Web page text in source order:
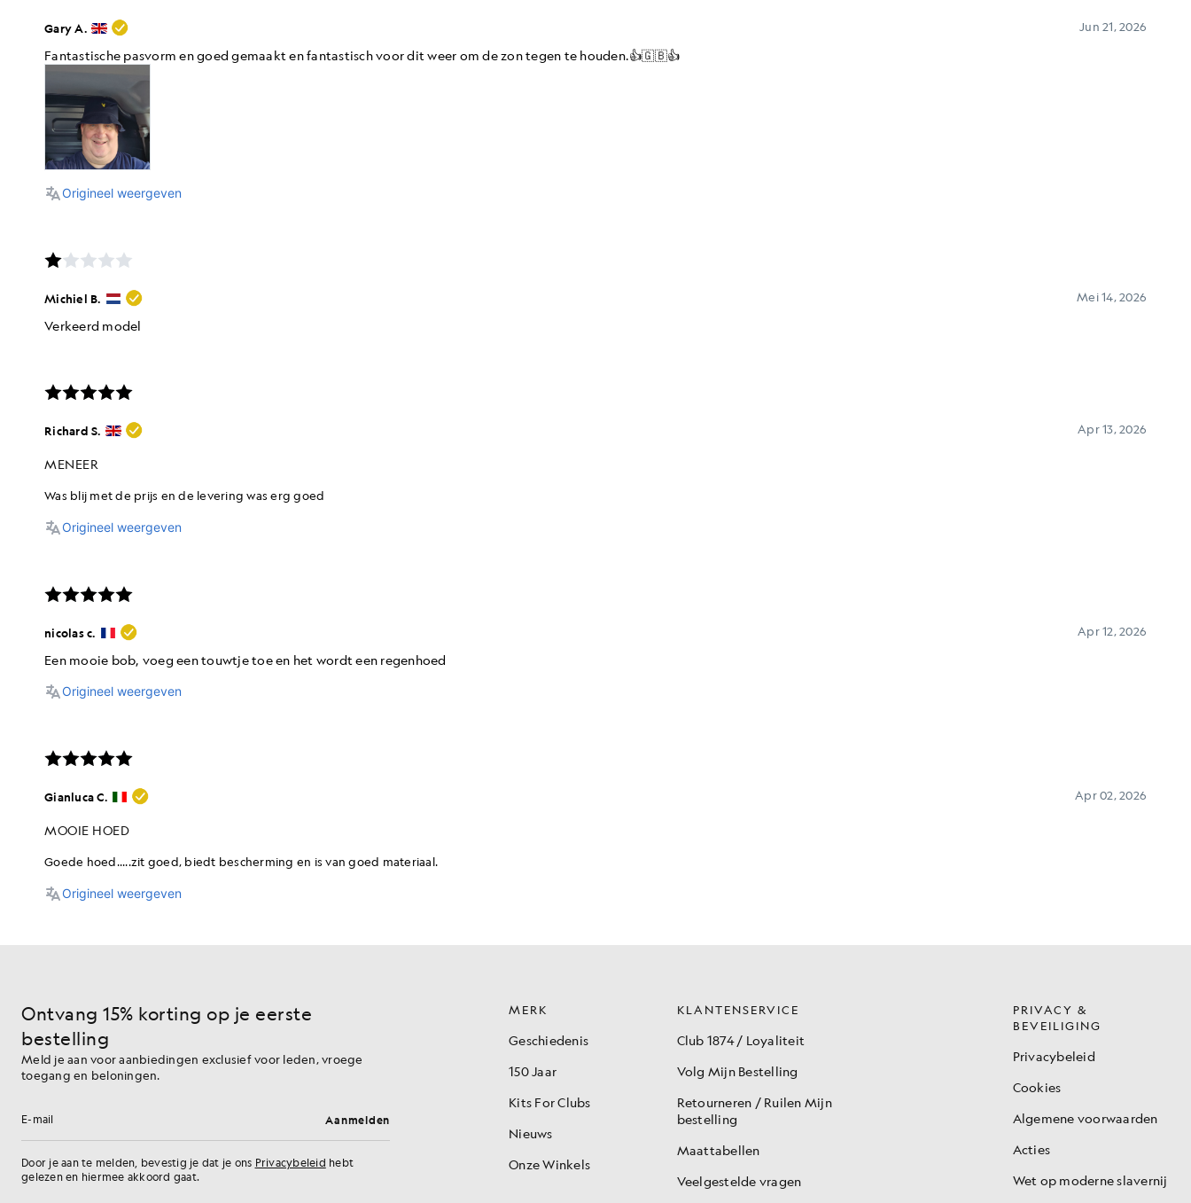
Ontvang 15% korting op je eerste
bestelling
Meld je aan voor aanbiedingen exclusief voor leden, vroege
toegang en beloningen.
E-mailadres Aanmelden
Door je aan te melden, bevestig je dat je ons Privacybeleid hebt
gelezen en hiermee akkoord gaat.
MERK
Geschiedenis
150 Jaar
Kits For Clubs
Nieuws
Onze Winkels
KLANTENSERVICE
Club 1874 / Loyaliteit
Volg Mijn Bestelling
Retourneren / Ruilen Mijn
bestelling
Maattabellen
Veelgestelde vragen
PRIVACY &
BEVEILIGING
Privacybeleid
Cookies
Algemene voorwaarden
Acties
Wet op moderne slavernij